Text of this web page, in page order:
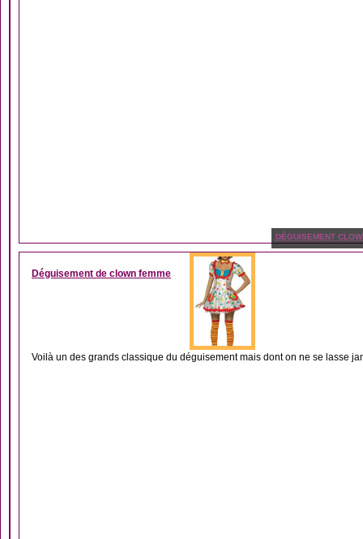
DÉGUISEMENT
Déguisement de clown femme
Voilà un des grands classique du déguisement mais dont on ne se lasse